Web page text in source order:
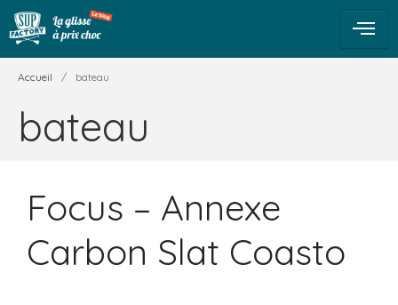
Accueil / bateau
bateau
Focus – Annexe
Carbon Slat Coasto